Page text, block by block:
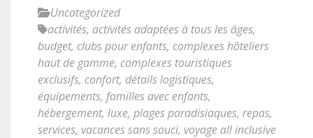
Uncategorized
activités, activités adaptées à tous les âges,
budget, clubs pour enfants, complexes hôteliers
haut de gamme, complexes touristiques
exclusifs, confort, détails logistiques,
équipements, familles avec enfants,
hébergement, luxe, plages paradisiaques, repas,
services, vacances sans souci, voyage all inclusive